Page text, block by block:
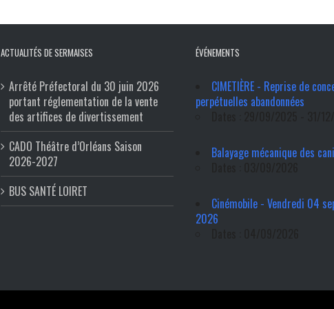
ACTUALITÉS DE SERMAISES
Arrêté Préfectoral du 30 juin 2026
portant réglementation de la vente
des artifices de divertissement
CADO Théâtre d’Orléans Saison
2026-2027
BUS SANTÉ LOIRET
ÉVÉNEMENTS
CIMETIÈRE - Reprise de
perpétuelles abandonnées
Balayage mécanique des
Cinémobile - Vendredi 04
2026